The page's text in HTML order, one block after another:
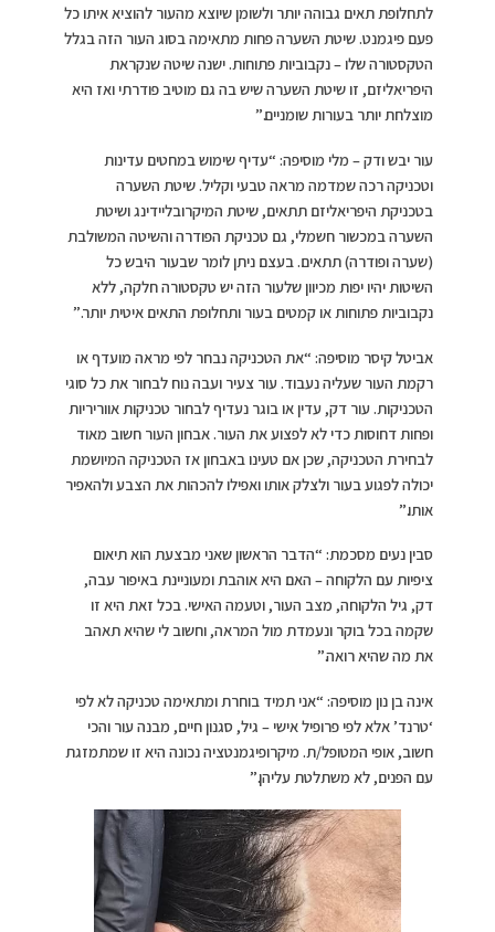
לתחלופת תאים גבוהה יותר ולשומן שיוצא מהעור להוציא איתו כל
פעם פיגמנט. שיטת השערה פחות מתאימה בסוג העור הזה בגלל
הטקסטורה שלו – נקבוביות פתוחות. ישנה שיטה שנקראת
היפריאליזם, זו שיטת השערה שיש בה גם מוטיב פודרתי ואז היא
מוצלחת יותר בעורות שומניים.”
עור יבש ודק – מלי מוסיפה: “עדיף שימוש במחטים עדינות
וטכניקה רכה שמדמה מראה טבעי וקליל. שיטת השערה
בטכניקת היפריאליזם תתאים, שיטת המיקרובליידינג ושיטת
השערה במכשור חשמלי, גם טכניקת הפודרה והשיטה המשולבת
(שערה ופודרה) תתאים. בעצם ניתן לומר שבעור היבש כל
השיטות יהיו יפות מכיוון שלעור הזה יש טקסטורה חלקה, ללא
נקבוביות פתוחות או קמטים בעור ותחלופת התאים איטית יותר.”
אביטל קיסר מוסיפה: “את הטכניקה נבחר לפי מראה מועדף או
רקמת העור שעליה נעבוד. עור צעיר ועבה נוח לבחור את כל סוגי
הטכניקות. עור דק, עדין או בוגר נעדיף לבחור טכניקות אווריריות
ופחות דחוסות כדי לא לפצוע את העור. אבחון העור חשוב מאוד
לבחירת הטכניקה, שכן אם טעינו באבחון אז הטכניקה המיושמת
יכולה לפגוע בעור ולצלק אותו ואפילו להכהות את הצבע ולהאפיר
אותו.”
סבין נעים מסכמת: “הדבר הראשון שאני מבצעת הוא תיאום
ציפיות עם הלקוחה – האם היא אוהבת ומעוניינת באיפור עבה,
דק, גיל הלקוחה, מצב העור, וטעמה האישי. בכל זאת היא זו
שקמה בכל בוקר ונעמדת מול המראה, וחשוב לי שהיא תאהב
את מה שהיא רואה.”
אינה בן נון מוסיפה: “אני תמיד בוחרת ומתאימה טכניקה לא לפי
‘טרנד’ אלא לפי פרופיל אישי – גיל, סגנון חיים, מבנה עור והכי
חשוב, אופי המטופל/ת. מיקרופיגמנטציה נכונה היא זו שמתמזגת
עם הפנים, לא משתלטת עליהן.”